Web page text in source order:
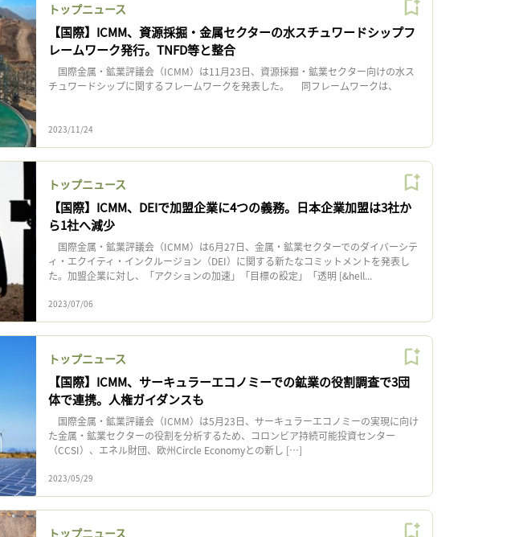
トップニュース
【国際】ICMM、資源採掘・金属セクターの水スチュワードシップフ
レームワーク発行。TNFD等と整合
国際金属・鉱業評議会（ICMM）は11月23日、資源採掘・鉱業セクター向けの水ス
チュワードシップに関するフレームワークを発表した。 同フレームワークは、
2023/11/24
トップニュース
【国際】ICMM、DEIで加盟企業に4つの義務。日本企業加盟は3社か
ら1社へ減少
国際金属・鉱業評議会（ICMM）は6月27日、金属・鉱業セクターでのダイバーシテ
ィ・エクイティ・インクルージョン（DEI）に関する新たなコミットメントを発表し
た。加盟企業に対し、「アクションの加速」「目標の設定」「透明 [&hell...
2023/07/06
トップニュース
【国際】ICMM、サーキュラーエコノミーでの鉱業の役割調査で3団
体で連携。人権ガイダンスも
国際金属・鉱業評議会（ICMM）は5月23日、サーキュラーエコノミーの実現に向け
た金属・鉱業セクターの役割を分析するため、コロンビア持続可能投資センター
（CCSI）、エネル財団、欧州Circle Economyとの新し […]
2023/05/29
トップニュース